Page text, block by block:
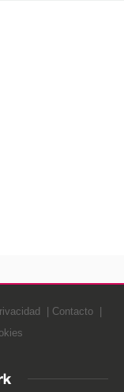
Contacto